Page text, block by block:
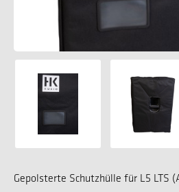
Gepolsterte Schutzhülle für L5 LTS